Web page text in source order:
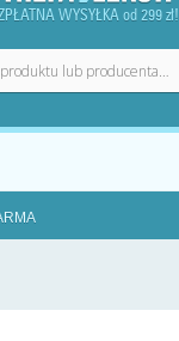
WYSYŁKA od 299 zł!